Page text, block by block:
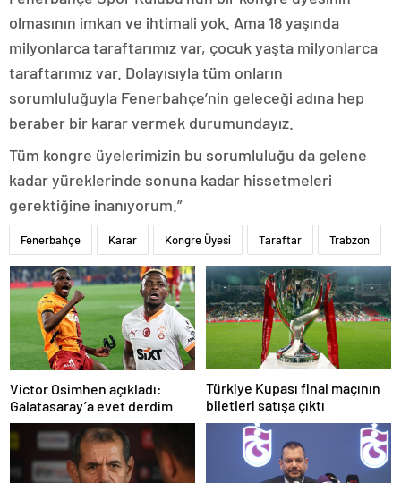
olmasının imkan ve ihtimali yok. Ama 18 yaşında
milyonlarca taraftarımız var, çocuk yaşta milyonlarca
taraftarımız var. Dolayısıyla tüm onların
sorumluluğuyla Fenerbahçe’nin geleceği adına hep
beraber bir karar vermek durumundayız.
Tüm kongre üyelerimizin bu sorumluluğu da gelene
kadar yüreklerinde sonuna kadar hissetmeleri
gerektiğine inanıyorum.”
Fenerbahçe Karar Kongre Üyesi Taraftar Trabzon
Victor Osimhen açıkladı:
Galatasaray’a evet derdim
Türkiye Kupası final maçının
biletleri satışa çıktı